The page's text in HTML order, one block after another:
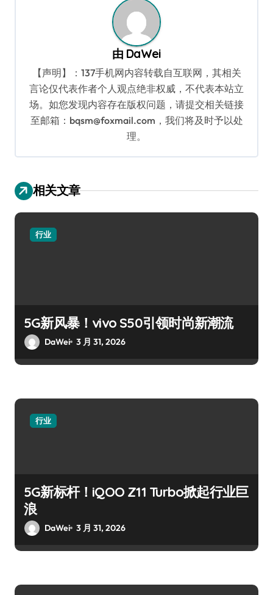
由 DaWei
【声明】：137手机网内容转载自互联网，其相关
言论仅代表作者个人观点绝非权威，不代表本站立
场。如您发现内容存在版权问题，请提交相关链接
至邮箱：bqsm@foxmail.com，我们将及时予以处
理。
相关文章
行业
5G新风暴！vivo S50引领时尚新潮流
DaWei 3 月 31, 2026
行业
5G新标杆！iQOO Z11 Turbo掀起行业巨
浪
DaWei 3 月 31, 2026